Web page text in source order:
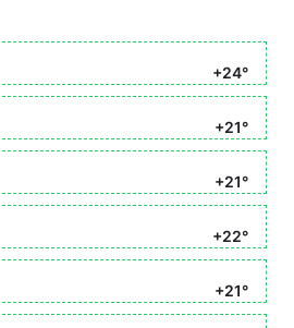
+24°
+21°
+21°
+22°
+21°